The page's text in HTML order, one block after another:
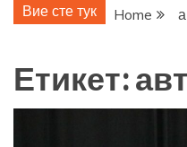
Вие сте тук Home
Етикет: